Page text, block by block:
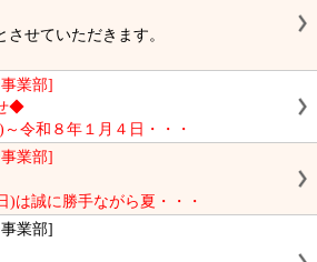
せていただきます。
業部]
◆
令和８年１月４日・・・
業部]
)は誠に勝手ながら夏・・・
業部]